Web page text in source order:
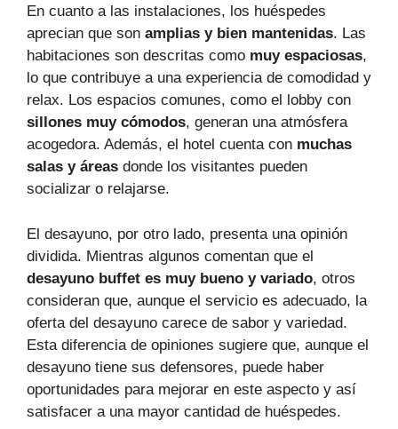
En cuanto a las instalaciones, los huéspedes
aprecian que son amplias y bien mantenidas. Las
habitaciones son descritas como muy espaciosas,
lo que contribuye a una experiencia de comodidad y
relax. Los espacios comunes, como el lobby con
sillones muy cómodos, generan una atmósfera
acogedora. Además, el hotel cuenta con muchas
salas y áreas donde los visitantes pueden
socializar o relajarse.
El desayuno, por otro lado, presenta una opinión
dividida. Mientras algunos comentan que el
desayuno buffet es muy bueno y variado, otros
consideran que, aunque el servicio es adecuado, la
oferta del desayuno carece de sabor y variedad.
Esta diferencia de opiniones sugiere que, aunque el
desayuno tiene sus defensores, puede haber
oportunidades para mejorar en este aspecto y así
satisfacer a una mayor cantidad de huéspedes.